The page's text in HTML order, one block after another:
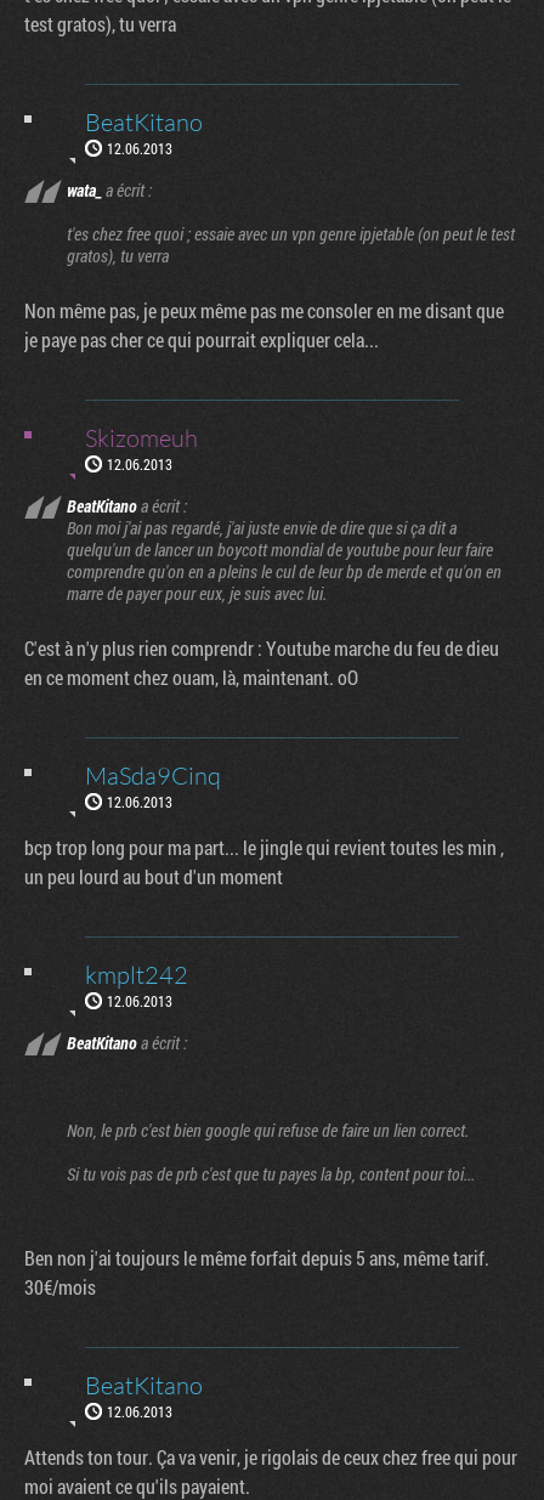
test gratos), tu verra
BeatKitano
12.06.2013
wata_ a écrit :
t'es chez free quoi ; essaie avec un vpn genre ipjetable (on peut le test
gratos), tu verra
Non même pas, je peux même pas me consoler en me disant que
je paye pas cher ce qui pourrait expliquer cela...
Skizomeuh
12.06.2013
BeatKitanoa écrit :
Bon moi j'ai pas regardé, j'ai juste envie de dire que si ça dit a
quelqu'un de lancer un boycott mondial de youtube pour leur faire
comprendre qu'on en a pleins le cul de leur bp de merde et qu'on en
marre de payer pour eux, je suis avec lui.
C'est à n'y plus rien comprendr : Youtube marche du feu de dieu
en ce moment chez ouam, là, maintenant. oO
MaSda9Cinq
12.06.2013
bcp trop long pour ma part... le jingle qui revient toutes les min ,
un peu lourd au bout d'un moment
kmplt242
12.06.2013
BeatKitanoa écrit :
Non, le prb c'est bien google qui refuse de faire un lien correct.
Si tu vois pas de prb c'est que tu payes la bp, content pour toi...
Ben non j'ai toujours le même forfait depuis 5 ans, même tarif.
30€/mois
BeatKitano
12.06.2013
Attends ton tour. Ça va venir, je rigolais de ceux chez free qui pour
moi avaient ce qu'ils payaient.